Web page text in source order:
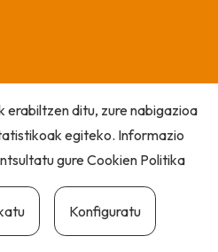
erabiltzen ditu, zure nabigazioa
egiteko. Informazio
gureCookien Politika
Konfiguratu